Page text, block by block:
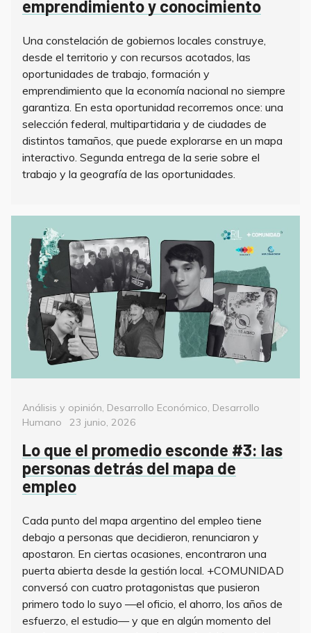
emprendimiento y conocimiento
Una constelación de gobiernos locales construye,
desde el territorio y con recursos acotados, las
oportunidades de trabajo, formación y
emprendimiento que la economía nacional no siempre
garantiza. En esta oportunidad recorremos once: una
selección federal, multipartidaria y de ciudades de
distintos tamaños, que puede explorarse en un mapa
interactivo. Segunda entrega de la serie sobre el
trabajo y la geografía de las oportunidades.
Categorías
Análisis y opinión, Desarrollo Económico, Desarrollo
Humano
Posted
23 junio, 2026
Lo que el promedio esconde #3: las
personas detrás del mapa de
empleo
Cada punto del mapa argentino del empleo tiene
debajo a personas que decidieron, renunciaron y
apostaron. En ciertas ocasiones, encontraron una
puerta abierta desde la gestión local. +COMUNIDAD
conversó con cuatro protagonistas que pusieron
primero todo lo suyo —el oficio, el ahorro, los años de
esfuerzo, el estudio— y que en algún momento del